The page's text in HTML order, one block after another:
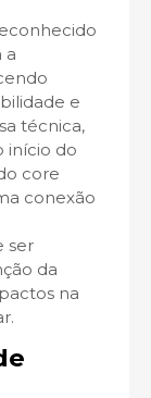
a
e
técnica,
início do
core
conexão
ser
da
na